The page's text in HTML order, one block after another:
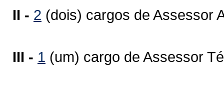
II - 2 (dois) cargos de Assessor
III - 1 (um) cargo de Assessor